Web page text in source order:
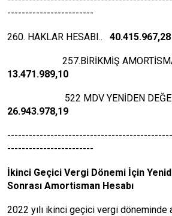
------------------------
260. HAKLAR HESABI.. 40.415.967,28
257.BİRİKMİŞ
13.471.989,10
522 MDV YENİDEN
26.943.978,19
------------------------
İkinci Geçici Vergi Dönemi İçin
Sonrası Amortisman Hesabı
2022 yılı ikinci geçici vergi döneminde